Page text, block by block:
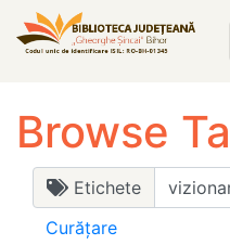
Browse
Etichete
Curățare